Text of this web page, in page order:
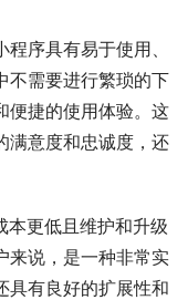
序具有易于使用、
不需要进行繁琐的下
便捷的使用体验。这
满意度和忠诚度，还
本更低且维护和升级
来说，是一种非常实
具有良好的扩展性和